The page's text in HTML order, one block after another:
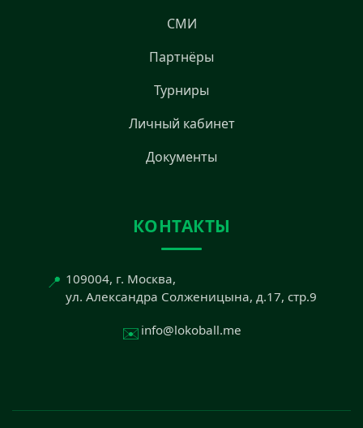
СМИ
Партнёры
Турниры
Личный кабинет
Документы
КОНТАКТЫ
📍 109004, г. Москва,
ул. Александра Солженицына, д.17, стр.9
✉️ info@lokoball.me